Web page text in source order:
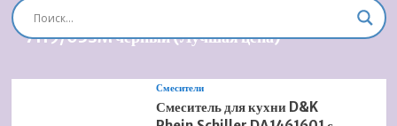
Душевая система встроенная Timo Briana SX-
7119/03SM черный (Лучшая цена)
Смесители
Смеситель для кухни D&K